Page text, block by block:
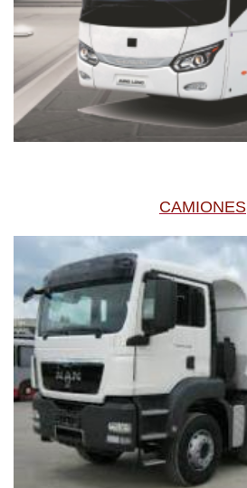
CAMIONES